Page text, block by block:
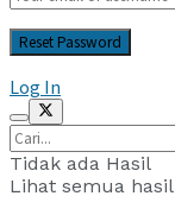
Log In
Tidak ada Hasil
Lihat semua hasil